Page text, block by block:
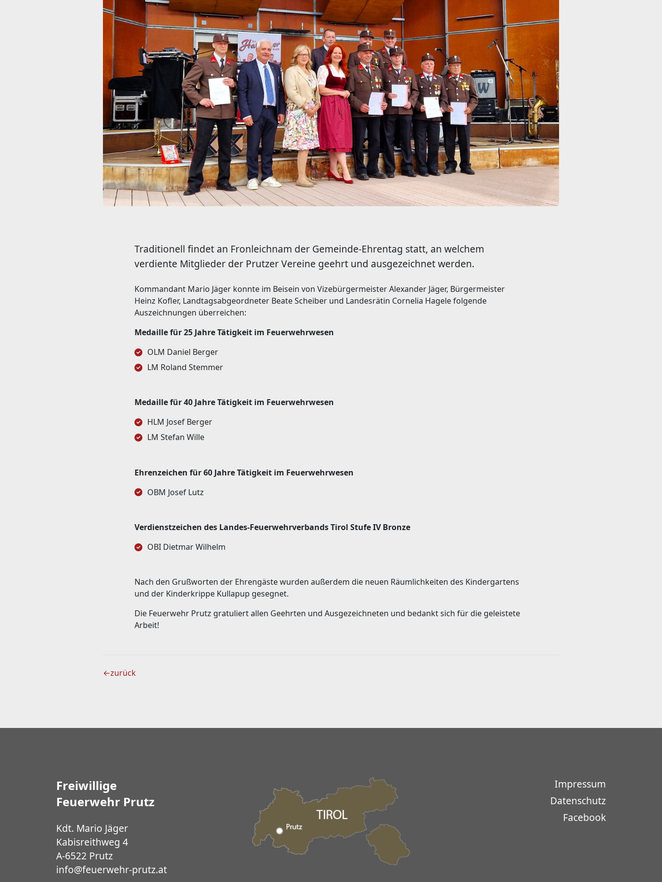
Traditionell findet an Fronleichnam der Gemeinde-Ehrentag statt, an welchem
verdiente Mitglieder der Prutzer Vereine geehrt und ausgezeichnet werden.
Kommandant Mario Jäger konnte im Beisein von Vizebürgermeister Alexander Jäger, Bürgermeister
Heinz Kofler, Landtagsabgeordneter Beate Scheiber und Landesrätin Cornelia Hagele folgende
Auszeichnungen überreichen:
Medaille für 25 Jahre Tätigkeit im Feuerwehrwesen
OLM Daniel Berger
LM Roland Stemmer
Medaille für 40 Jahre Tätigkeit im Feuerwehrwesen
HLM Josef Berger
LM Stefan Wille
Ehrenzeichen für 60 Jahre Tätigkeit im Feuerwehrwesen
OBM Josef Lutz
Verdienstzeichen des Landes-Feuerwehrverbands Tirol Stufe IV Bronze
OBI Dietmar Wilhelm
Nach den Grußworten der Ehrengäste wurden außerdem die neuen Räumlichkeiten des Kindergartens
und der Kinderkrippe Kullapup gesegnet.
Die Feuerwehr Prutz gratuliert allen Geehrten und Ausgezeichneten und bedankt sich für die geleistete
Arbeit!
←zurück
Freiwillige
Feuerwehr Prutz
Kdt. Mario Jäger
Kabisreithweg 4
A-6522 Prutz
info@feuerwehr-prutz.at
Impressum
Datenschutz
Facebook